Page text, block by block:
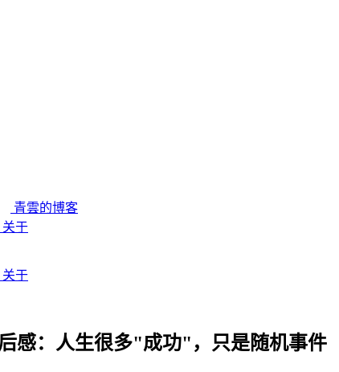
青雲的博客
关于
关于
感：人生很多"成功"，只是随机事件